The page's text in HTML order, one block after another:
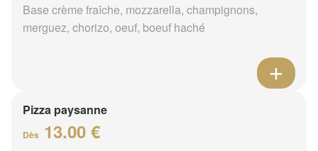
Base crème fraîche, mozzarella, champignons,
merguez, chorizo, oeuf, boeuf haché
Pizza paysanne
Dès 13.00 €